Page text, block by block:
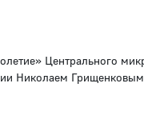
Центрального
Николаем